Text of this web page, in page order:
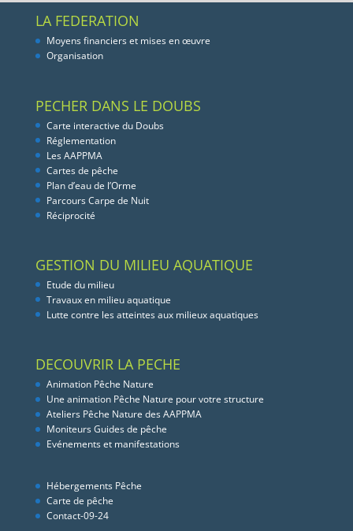
LA FEDERATION
Moyens financiers et mises en œuvre
Organisation
PECHER DANS LE DOUBS
Carte interactive du Doubs
Réglementation
Les AAPPMA
Cartes de pêche
Plan d’eau de l’Orme
Parcours Carpe de Nuit
Réciprocité
GESTION DU MILIEU AQUATIQUE
Etude du milieu
Travaux en milieu aquatique
Lutte contre les atteintes aux milieux aquatiques
DECOUVRIR LA PECHE
Animation Pêche Nature
Une animation Pêche Nature pour votre structure
Ateliers Pêche Nature des AAPPMA
Moniteurs Guides de pêche
Evénements et manifestations
Hébergements Pêche
Carte de pêche
Contact-09-24